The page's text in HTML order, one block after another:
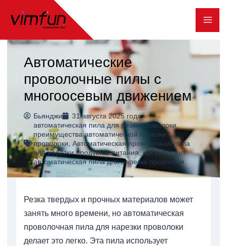
содержимому
Автоматические
проволочные пилы с
многоосевым движением
Бьянджи
31 августа 2025 года
автоматическая пила для резки проволоки,
преимущества автоматической нарезки
проволоки, Автоматическая проволочная пила
для нарезки продуктов питания,как работает
автоматическая пила для нарезки проволоки
Резка твердых и прочных материалов может
занять много времени, но автоматическая
проволочная пила для нарезки проволоки
делает это легко. Эта пила использует